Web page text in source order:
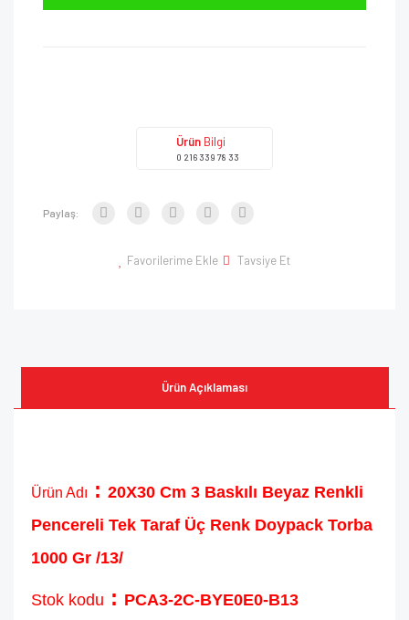
Ürün Bilgi
0 216 339 78 33
Paylaş:
Favorilerime Ekle Tavsiye Et
Ürün Açıklaması
Ürün Adı : 20X30 Cm 3 Baskılı Beyaz Renkli
Pencereli Tek Taraf Üç Renk Doypack Torba
1000 Gr /13/
Stok kodu : PCA3-2C-BYE0E0-B13